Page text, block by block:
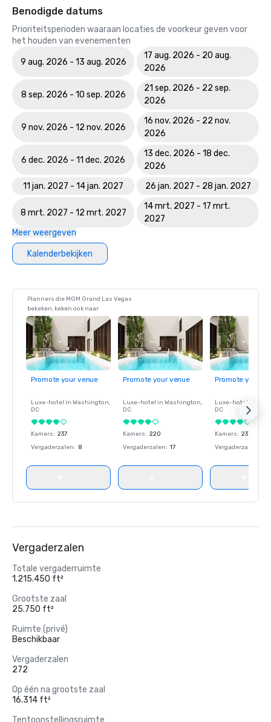
Benodigde datums
Prioriteitsperioden waaraan locaties de voorkeur geven voor
het houden van evenementen
9 aug. 2026 - 13 aug. 2026
17 aug. 2026 - 20 aug.
2026
8 sep. 2026 - 10 sep. 2026
21 sep. 2026 - 22 sep.
2026
9 nov. 2026 - 12 nov. 2026
16 nov. 2026 - 22 nov.
2026
6 dec. 2026 - 11 dec. 2026
13 dec. 2026 - 18 dec.
2026
11 jan. 2027 - 14 jan. 2027
26 jan. 2027 - 28 jan. 2027
8 mrt. 2027 - 12 mrt. 2027
14 mrt. 2027 - 17 mrt.
2027
Meer weergeven
Kalenderbekijken
Planners die MGM Grand Las Vegas
bekeken, keken ook naar
Promote your venue
Luxe-hotel in Washington,
DC
Kamers: 237
Vergaderzalen: 8
Promote your venue
Luxe-hotel in Washington,
DC
Kamers: 220
Vergaderzalen: 17
Promote your
Luxe-hotel in
DC
Kamers: 237
Vergaderzalen
Vergaderzalen
Totale vergaderruimte
1.215.450 ft²
Grootste zaal
25.750 ft²
Ruimte (privé)
Beschikbaar
Vergaderzalen
272
Op één na grootste zaal
16.314 ft²
Tentoonstellingsruimte